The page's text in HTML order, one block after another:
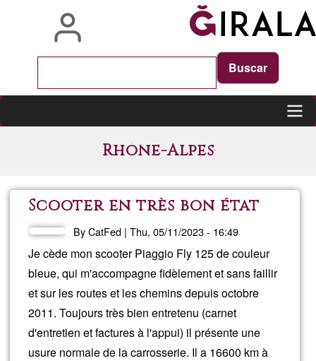
navigation
Rhône-Alpes
Scooter en très bon état
ByCatFed |Thu, 05/11/2023 - 16:49
Je cède mon scooter Piaggio Fly 125 de couleur
bleue, qui m'accompagne fidèlement et sans faillir
et sur les routes et les chemins depuis octobre
2011. Toujours très bien entretenu (carnet
d'entretien et factures à l'appui) il présente une
usure normale de la carrosserie. Il a 16600 km à